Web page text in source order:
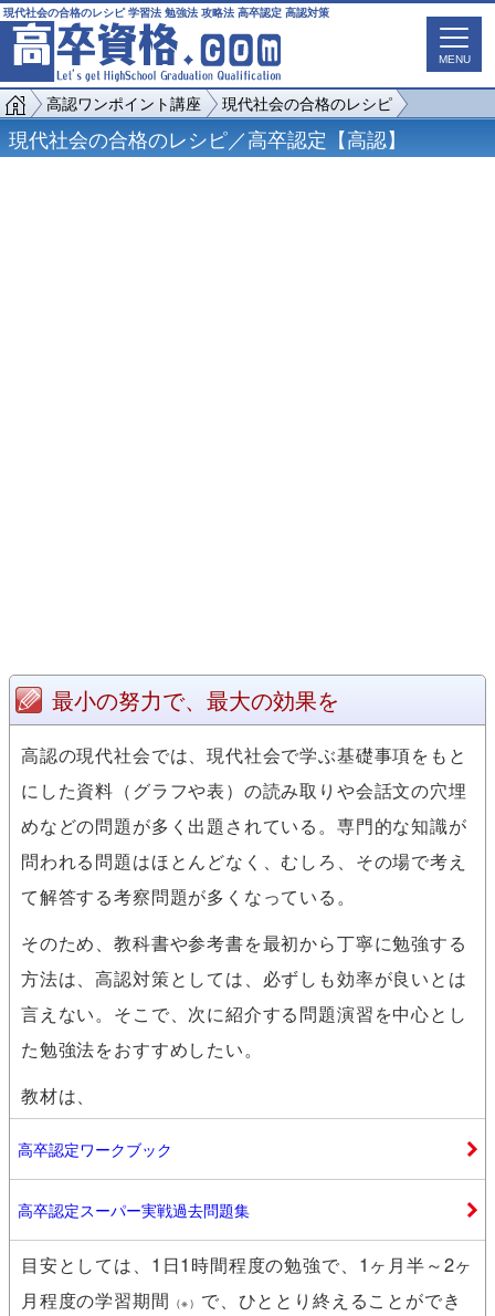
現代社会の合格のレシピ 学習法 勉強法 攻略法 高卒認定 高認対策
MENU
高認ワンポイント講座 現代社会の合格のレシピ
現代社会の合格のレシピ／高卒認定【高認】
最小の努力で、最大の効果を
高認の現代社会では、現代社会で学ぶ基礎事項をもと
にした資料（グラフや表）の読み取りや会話文の穴埋
めなどの問題が多く出題されている。専門的な知識が
問われる問題はほとんどなく、むしろ、その場で考え
て解答する考察問題が多くなっている。
そのため、教科書や参考書を最初から丁寧に勉強する
方法は、高認対策としては、必ずしも効率が良いとは
言えない。そこで、次に紹介する問題演習を中心とし
た勉強法をおすすめしたい。
教材は、
高卒認定ワークブック
高卒認定スーパー実戦過去問題集
目安としては、1日1時間程度の勉強で、1ヶ月半～2ヶ
月程度の学習期間 （※） で、ひととり終えることができ